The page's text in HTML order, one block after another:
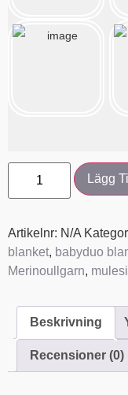
Lägg
Artikelnr: N/A
blanket, babyduo
Merinoullgarn,
Beskrivning
Recensioner (0)